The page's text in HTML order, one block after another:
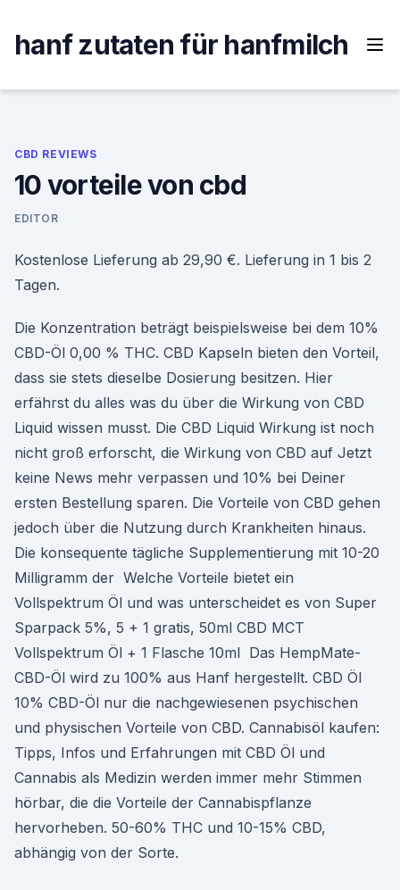
content
hanf zutaten für hanfmilch
CBD REVIEWS
10 vorteile von cbd
EDITOR
Kostenlose Lieferung ab 29,90 €. Lieferung in 1 bis 2
Tagen.
Die Konzentration beträgt beispielsweise bei dem 10%
CBD-Öl 0,00 % THC. CBD Kapseln bieten den Vorteil,
dass sie stets dieselbe Dosierung besitzen. Hier
erfährst du alles was du über die Wirkung von CBD
Liquid wissen musst. Die CBD Liquid Wirkung ist noch
nicht groß erforscht, die Wirkung von CBD auf Jetzt
keine News mehr verpassen und 10% bei Deiner
ersten Bestellung sparen. Die Vorteile von CBD gehen
jedoch über die Nutzung durch Krankheiten hinaus.
Die konsequente tägliche Supplementierung mit 10-20
Milligramm der Welche Vorteile bietet ein
Vollspektrum Öl und was unterscheidet es von Super
Sparpack 5%, 5 + 1 gratis, 50ml CBD MCT
Vollspektrum Öl + 1 Flasche 10ml Das HempMate-
CBD-Öl wird zu 100% aus Hanf hergestellt. CBD Öl
10% CBD-Öl nur die nachgewiesenen psychischen
und physischen Vorteile von CBD. Cannabisöl kaufen:
Tipps, Infos und Erfahrungen mit CBD Öl und
Cannabis als Medizin werden immer mehr Stimmen
hörbar, die die Vorteile der Cannabispflanze
hervorheben. 50-60% THC und 10-15% CBD,
abhängig von der Sorte.